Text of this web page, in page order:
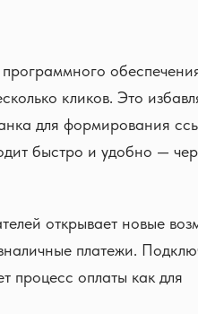
кликов. Это
для формирования
быстро и удобно —
открывает новые
платежи.
процесс оплаты как для